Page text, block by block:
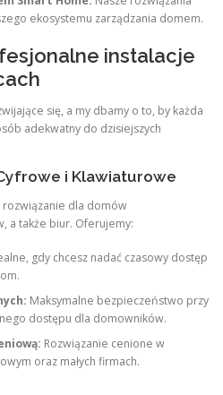
ekosystemu zarządzania domem.
instalacje
się, a my dbamy o to, by każda
adekwatny do dzisiejszych
i Klawiaturowe
dla domów
a także biur. Oferujemy:
gdy chcesz nadać czasowy dostęp
Maksymalne bezpieczeństwo przy
dostępu dla domowników.
Rozwiązanie cenione w
oraz małych firmach.